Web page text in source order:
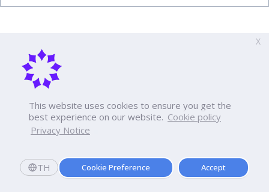
This website uses cookies to ensure you get the
best experience on our website. Cookie policy
Privacy Notice
TH Cookie Preference Accept
X